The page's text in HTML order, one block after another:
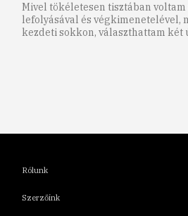
Mivel tökéletesen tisztában voltam
lefolyásával és végkimenetelével,
kezdeti sokkon, választhattam két
Rólunk
Szerzőink